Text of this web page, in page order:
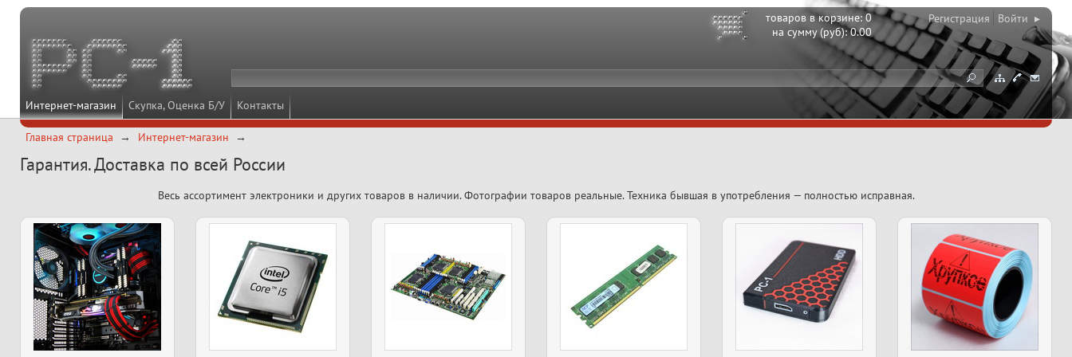
Интернет-магазин Скупка, Оценка Б/У Контакты
товаров в корзине:0
на сумму (руб):0.00
Регистрация Войти ▸
Главная страница Интернет-магазин
Гарантия. Доставка по всей России
Весь ассортимент электроники и других товаров в наличии. Фотографии товаров реальные. Техника бывшая в употребления — полностью исправная.